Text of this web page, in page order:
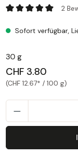
Pastiglie Leone, 2
Sofort verfügbar,
30 g
CHF 3.80
(CHF 12.67* / 100 g)